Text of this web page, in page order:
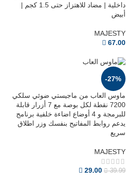
داخلية | مضاد للاهتزاز حتى 1.5 كجم |
أبيض
MAJESTY
67.00
-27%
ماوس العاب من ماجيستي ضوئي سلكي
7200 نقطة لكل بوصة مع 7 أزرار قابلة
للبرمجة و 4 أوضاع اضاءة خلفية برنامج
يدعم روابط المفاتيح بنفسك وزر اطلاق
سريع
MAJESTY
39.99
29.00